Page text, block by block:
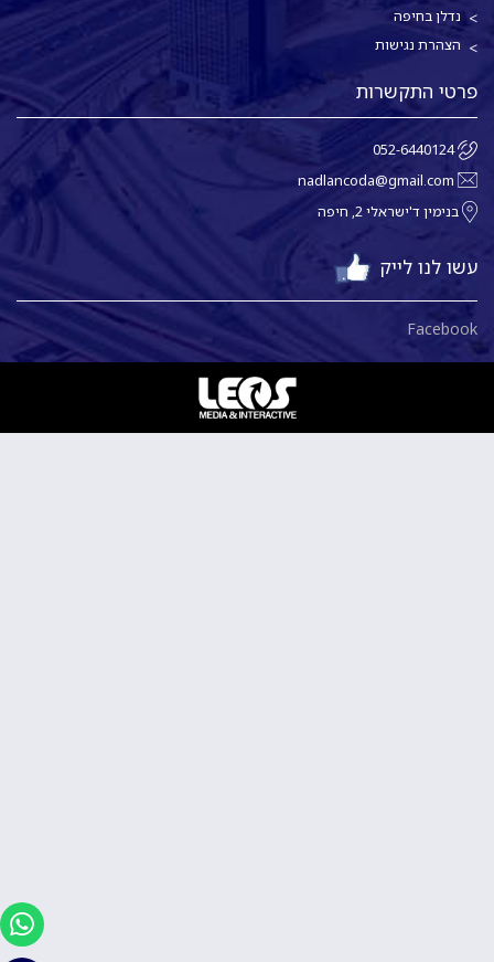
נדלן בחיפה
הצהרת נגישות
פרטי התקשרות
052-6440124
nadlancoda@gmail.com
בנימין ד'ישראלי 2, חיפה
עשו לנו לייק
Facebook